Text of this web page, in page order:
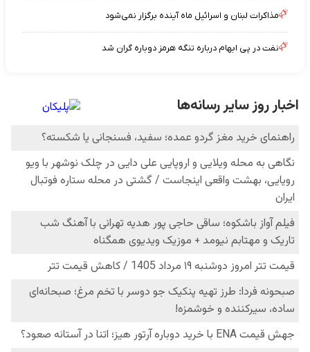
مذاکرات لبنان و اسرائیل ماه آینده برگزار نمی‌شود
نفت در پی ابهام درباره تنگه هرمز دوباره گران شد